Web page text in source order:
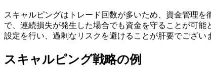
スキャルピングはトレード回数が多いため、資金管理
で、連続損失が発生した場合でも資金を守ることが可
設定を行い、過剰なリスクを避けることが肝要でござい
スキャルピング戦略の例